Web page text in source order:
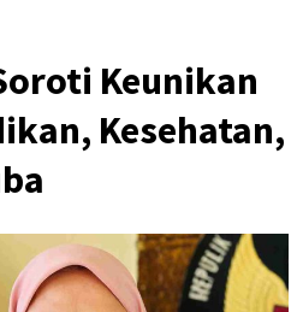
Keunikan
Kesehatan,